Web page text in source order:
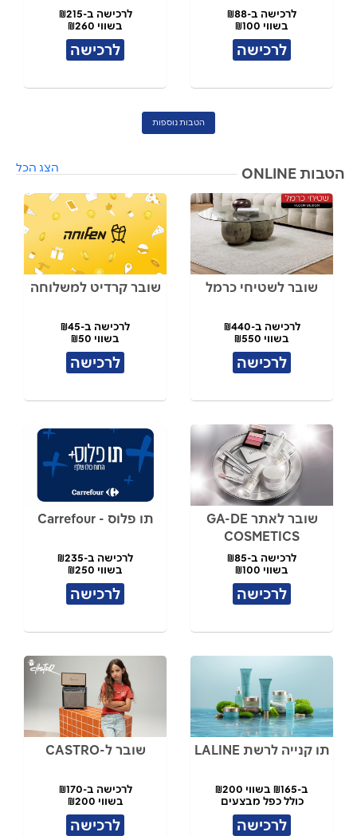
לרכישה ב-₪88
בשווי ₪100
לרכישה
לרכישה ב-₪215
בשווי ₪260
לרכישה
הטבות נוספות
הטבות ONLINE הצג הכל
שובר לשטיחי כרמל
לרכישה ב-₪440
בשווי ₪550
לרכישה
שובר קרדיט למשלוחה
לרכישה ב-₪45
בשווי ₪50
לרכישה
שובר לאתר GA-DE
COSMETICS
לרכישה ב-₪85
בשווי ₪100
לרכישה
תו פלוס - Carrefour
לרכישה ב-₪235
בשווי ₪250
לרכישה
תו קנייה לרשת LALINE
ב-₪165 בשווי ₪200
כולל כפל מבצעים
לרכישה
שובר ל-CASTRO
לרכישה ב-₪170
בשווי ₪200
לרכישה